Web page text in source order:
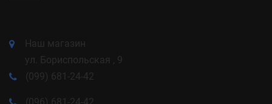
Наш магазин
ул. Бориспольская , 9
(099) 681-24-42